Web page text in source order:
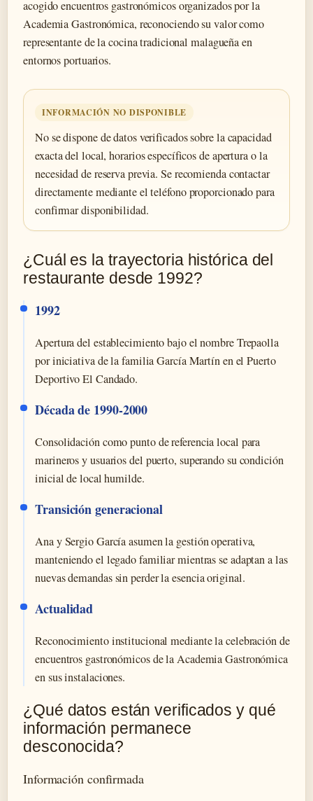
acogido encuentros gastronómicos organizados por la
Academia Gastronómica, reconociendo su valor como
representante de la cocina tradicional malagueña en
entornos portuarios.
INFORMACIÓN NO DISPONIBLE
No se dispone de datos verificados sobre la capacidad
exacta del local, horarios específicos de apertura o la
necesidad de reserva previa. Se recomienda contactar
directamente mediante el teléfono proporcionado para
confirmar disponibilidad.
¿Cuál es la trayectoria histórica del
restaurante desde 1992?
1992
Apertura del establecimiento bajo el nombre Trepaolla
por iniciativa de la familia García Martín en el Puerto
Deportivo El Candado.
Década de 1990-2000
Consolidación como punto de referencia local para
marineros y usuarios del puerto, superando su condición
inicial de local humilde.
Transición generacional
Ana y Sergio García asumen la gestión operativa,
manteniendo el legado familiar mientras se adaptan a las
nuevas demandas sin perder la esencia original.
Actualidad
Reconocimiento institucional mediante la celebración de
encuentros gastronómicos de la Academia Gastronómica
en sus instalaciones.
¿Qué datos están verificados y qué
información permanece
desconocida?
Información confirmada